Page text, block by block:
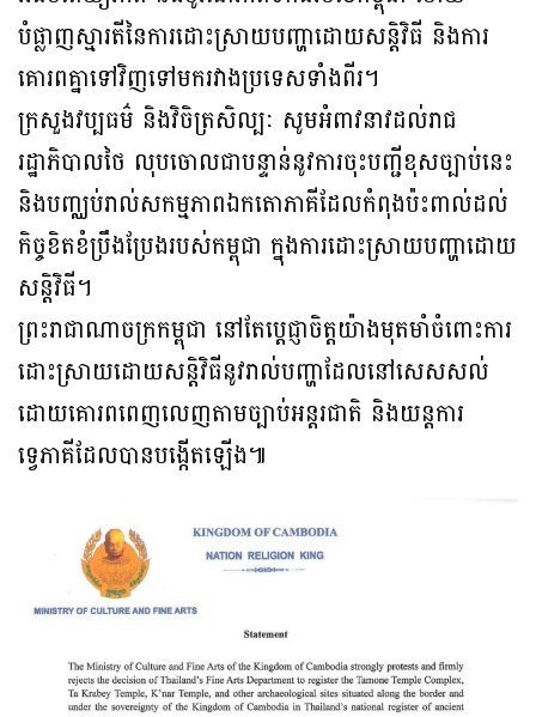
បំផ្លាញស្មារតីនៃការដោះស្រាយបញ្ហាដោយសន្តិវិធី និងការ
គោរពគ្នាទៅវិញទៅមករវាងប្រទេសទាំងពីរ។
ក្រសួងវប្បធម៌ និងវិចិត្រសិល្បៈ សូមអំពាវនាវដល់រាជ
រដ្ឋាភិបាលថៃ លុបចោលជាបន្ទាន់នូវការចុះបញ្ជីខុសច្បាប់នេះ
និងបញ្ឈប់រាល់សកម្មភាពឯកតោភាគីដែលកំពុងប៉ះពាល់ដល់
កិច្ចខិតខំប្រឹងប្រែងរបស់កម្ពុជា ក្នុងការដោះស្រាយបញ្ហាដោយ
សន្តិវិធី។
ព្រះរាជាណាចក្រកម្ពុជា នៅតែប្តេជ្ញាចិត្តយ៉ាងមុតមាំចំពោះការ
ដោះស្រាយដោយសន្តិវិធីនូវរាល់បញ្ហាដែលនៅសេសសល់
ដោយគោរពពេញលេញតាមច្បាប់អន្តរជាតិ និងយន្តការ
ទ្វេភាគីដែលបានបង្កើតឡើង៕